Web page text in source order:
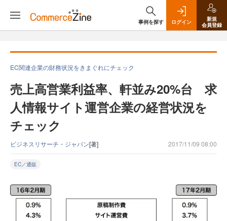
事例を探す ログイン
新規
会員登録
EC関連企業の財務状況をきまぐれにチェック
売上高営業利益率、軒並み20%台 求
人情報サイト運営企業の経営状況を
チェック
ビジネスリサーチ・ジャパン[著] 2017/11/09 08:00
EC／通販